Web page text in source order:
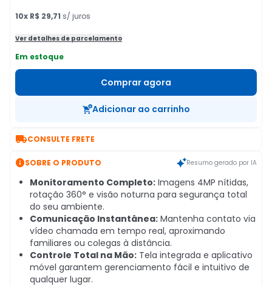
10x R$ 29,71 s/ juros
Ver detalhes de parcelamento
Em estoque
Comprar agora
Adicionar ao carrinho
CONSULTE FRETE
SOBRE O PRODUTO Resumo gerado por IA
Monitoramento Completo: Imagens 4MP nítidas,
rotação 360° e visão noturna para segurança total
do seu ambiente.
Comunicação Instantânea: Mantenha contato via
vídeo chamada em tempo real, aproximando
familiares ou colegas à distância.
Controle Total na Mão: Tela integrada e aplicativo
móvel garantem gerenciamento fácil e intuitivo de
qualquer lugar.